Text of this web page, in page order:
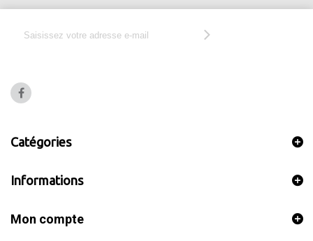
Catégories
Informations
Mon compte